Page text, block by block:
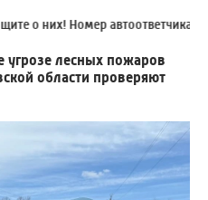
о них! Номер автоответчика:8
лесных пожаров
области проверяют